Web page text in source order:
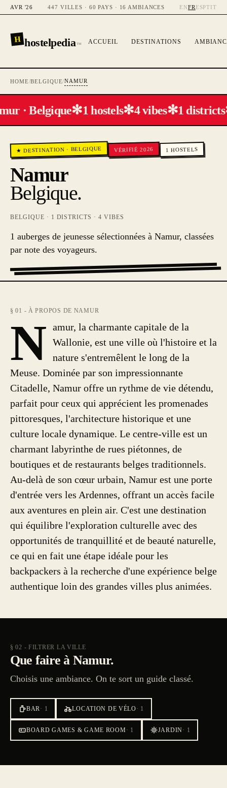
AVR '26 447 VILLES · 60 PAYS · 16 AMBIANCES ENFR ESPTIT
H hostelpedia™ ACCUEIL DESTINATIONS
HOME/BELGIQUE/NAMUR
· Belgique✻1 hostels✻4 vibes✻1 districts
★ DESTINATION · BELGIQUE VÉRIFIÉ 2026 1 HOSTELS
Namur
Belgique.
BELGIQUE · 1 DISTRICTS ·4 VIBES
1 auberges de jeunesse sélectionnées à Namur, classées
par note des voyageurs.
§ 01 - À PROPOS DE NAMUR
N amur, la charmante capitale de la
Wallonie, est une ville où l'histoire et la
nature s'entremêlent le long de la
Meuse. Dominée par son impressionnante
Citadelle, Namur offre un rythme de vie détendu,
parfait pour ceux qui apprécient les promenades
pittoresques, l'architecture historique et une
culture locale dynamique. Le centre-ville est un
charmant labyrinthe de rues piétonnes, de
boutiques et de restaurants belges traditionnels.
Au-delà de son cœur urbain, Namur est une porte
d'entrée vers les Ardennes, offrant un accès facile
aux aventures en plein air. C'est une destination
qui équilibre l'exploration culturelle avec des
opportunités de tranquillité et de beauté naturelle,
ce qui en fait une étape idéale pour les
backpackers à la recherche d'une expérience belge
authentique loin des grandes villes plus animées.
§ 02 - FILTRER LA VILLE
Que faire à Namur.
Choisis une ambiance. On te sort un guide classé.
BAR· 1 LOCATION DE VÉLO· 1
BOARD GAMES & GAME ROOM· 1 JARDIN· 1